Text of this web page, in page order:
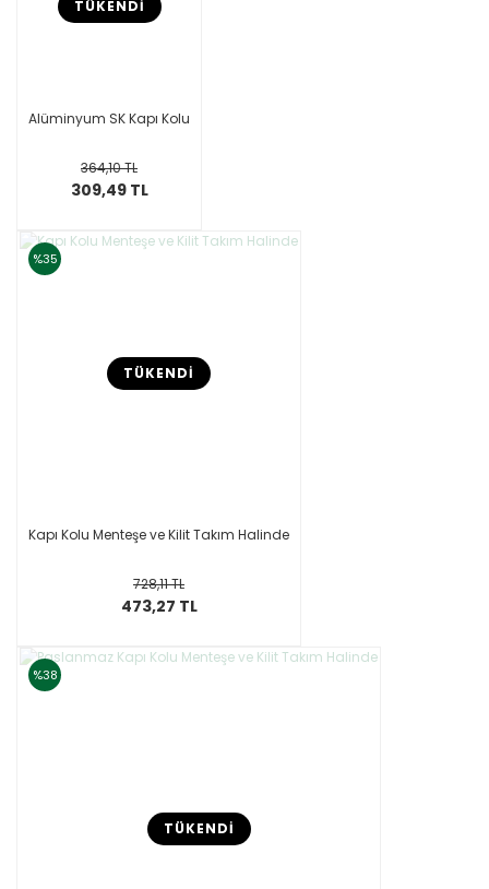
TÜKENDİ
Alüminyum SK Kapı Kolu
364,10 TL
309,49 TL
%35
TÜKENDİ
Kapı Kolu Menteşe ve Kilit Takım Halinde
728,11 TL
473,27 TL
%38
TÜKENDİ